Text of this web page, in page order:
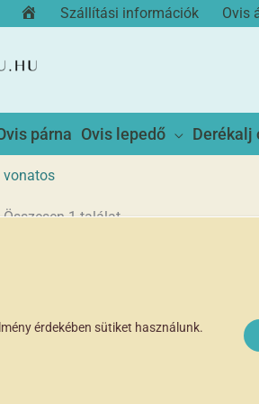
Kezdőoldal
Szállítási információk Ovis
párna Ovis lepedő Derékalj
vonatos
Összesen 1 találat
érdekében sütiket használunk.